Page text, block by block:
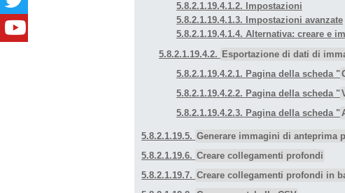
5.8.2.1.19.4.1.2. Impostazioni
5.8.2.1.19.4.1.3. Impostazioni avanzate
5.8.2.1.19.4.1.4. Alternativa: creare e
5.8.2.1.19.4.2. Esportazione di dati di
5.8.2.1.19.4.2.1. Pagina della scheda "
5.8.2.1.19.4.2.2. Pagina della scheda "
5.8.2.1.19.4.2.3. Pagina della scheda "
5.8.2.1.19.5. Generare immagini di anteprima
5.8.2.1.19.6. Creare collegamenti profondi
5.8.2.1.19.7. Creare collegamenti profondi in